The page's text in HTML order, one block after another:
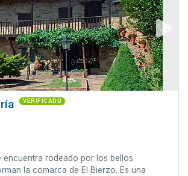
VERIFICADO
encuentra rodeado por los bellos
la comarca de El Bierzo. Es una